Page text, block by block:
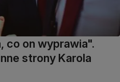
co on wyprawia".
strony Karola